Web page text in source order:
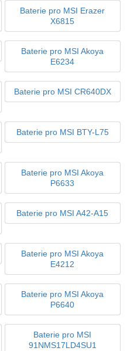
Baterie pro MSI Erazer
X6815
Baterie pro MSI Akoya
E6234
Baterie pro MSI CR640DX
Baterie pro MSI BTY-L75
Baterie pro MSI Akoya
P6633
Baterie pro MSI A42-A15
Baterie pro MSI Akoya
E4212
Baterie pro MSI Akoya
P6640
Baterie pro MSI
91NMS17LD4SU1